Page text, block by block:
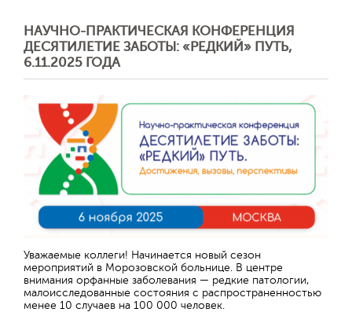
НАУЧНО-ПРАКТИЧЕСКАЯ КОНФЕРЕНЦИЯ
ДЕСЯТИЛЕТИЕ ЗАБОТЫ: «РЕДКИЙ» ПУТЬ,
6.11.2025 ГОДА
Уважаемые коллеги! Начинается новый сезон
мероприятий в Морозовской больнице. В центре
внимания орфанные заболевания — редкие патологии,
малоисследованные состояния с распространенностью
менее 10 случаев на 100 000 человек.
Отправить